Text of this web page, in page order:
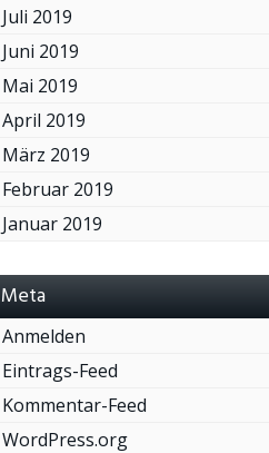
Juli 2019
Juni 2019
Mai 2019
April 2019
März 2019
Februar 2019
Januar 2019
Meta
Anmelden
Eintrags-Feed
Kommentar-Feed
WordPress.org